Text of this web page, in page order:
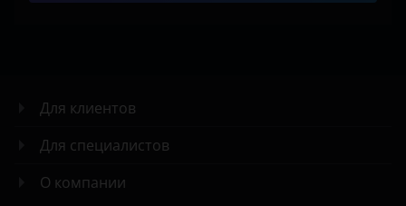
Для клиентов
Для специалистов
О компании